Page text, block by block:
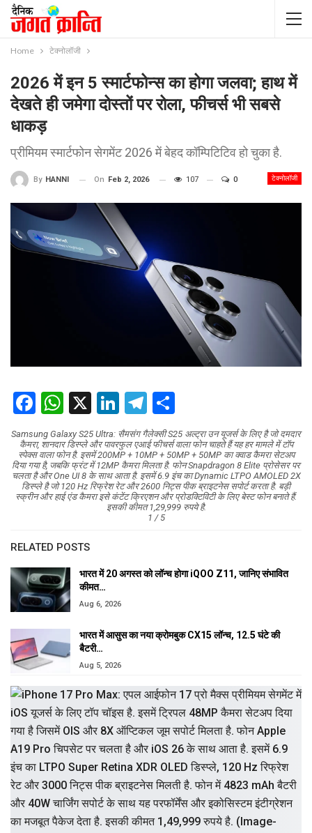
Home टेक्नोलॉजी
2026 में इन 5 स्मार्टफोन्स का होगा जलवा; हाथ में
देखते ही जमेगा दोस्तों पर रोला, फीचर्स भी सबसे
धाकड़
प्रीमियम स्मार्टफोन सेगमेंट 2026 में बेहद कॉम्पिटिटिव हो चुका है.
टेक्नोलॉजी
By HANNI On Feb 2, 2026 107 0
Facebook
WhatsApp
X LinkedIn
Telegram
Samsung Galaxy S25 Ultra: सैमसंग गैलेक्सी S25 अल्ट्रा उन यूजर्स के लिए है जो दमदार
कैमरा, शानदार डिस्प्ले और पावरफुल एआई फीचर्स वाला फोन चाहते हैं यह हर मामले में टॉप
स्पेक्स वाला फोन है. इसमें 200MP + 10MP + 50MP + 50MP का क्वाड कैमरा सेटअप
दिया गया है, जबकि फ्रंट में 12MP कैमरा मिलता है. फोन Snapdragon 8 Elite प्रोसेसर पर
चलता है और One UI 8 के साथ आता है. इसमें 6.9 इंच का Dynamic LTPO AMOLED 2X
डिस्प्ले है जो 120 Hz रिफ्रेश रेट और 2600 निट्स पीक ब्राइटनेस सपोर्ट करता है. बड़ी
स्क्रीन और हाई एंड कैमरा इसे कंटेंट क्रिएशन और प्रोडक्टिविटी के लिए बेस्ट फोन बनाते हैं.
इसकी कीमत 1,29,999 रुपये है.
1 / 5
RELATED POSTS
भारत में 20 अगस्त को लॉन्च होगा iQOO Z11, जानिए संभावित
कीमत…
Aug 6, 2026
भारत में आसुस का नया क्रोमबुक CX15 लॉन्च, 12.5 घंटे की
बैटरी…
Aug 5, 2026